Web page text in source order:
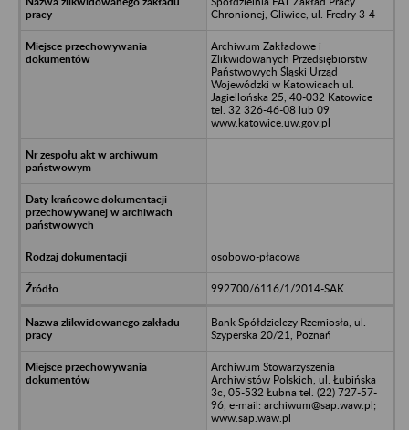
Chronionej, Gliwice, ul. Fredry 3-4
Archiwum Zakładowe i
Zlikwidowanych Przedsiębiorstw
Państwowych Śląski Urząd
Wojewódzki w Katowicach ul.
Jagiellońska 25, 40-032 Katowice
tel. 32 326-46-08 lub 09
www.katowice.uw.gov.pl
osobowo-płacowa
992700/6116/1/2014-SAK
Bank Spółdzielczy Rzemiosła, ul.
Szyperska 20/21, Poznań
Archiwum Stowarzyszenia
Archiwistów Polskich, ul. Łubińska
3c, 05-532 Łubna tel. (22) 727-57-
96, e-mail: archiwum@sap.waw.pl;
www.sap.waw.pl